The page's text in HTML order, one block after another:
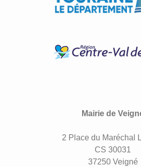
Mairie de
2 Place du Maréchal
CS 30031
37250 Veigné